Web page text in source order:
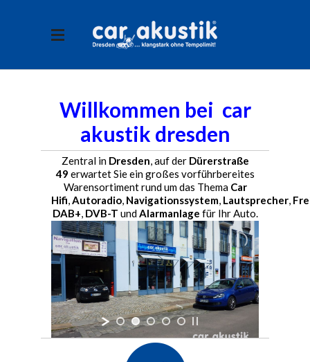
Willkommen bei car
akustik dresden
Zentral in Dresden, auf der Dürerstraße
49 erwartet Sie ein großes vorführbereites
Warensortiment rund um das Thema Car
Hifi,Autoradio, Navigationssystem, Lautsprecher,
DAB+,DVB-T undAlarmanlage für Ihr Auto.